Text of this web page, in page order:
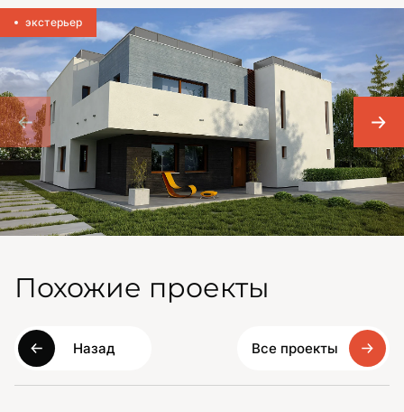
экстерьер
Похожие проекты
Назад Все проекты